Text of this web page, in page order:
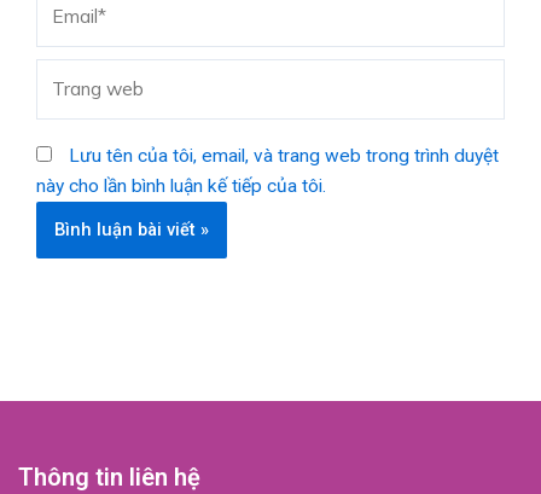
web
Lưu tên của tôi, email, và trang web trong trình duyệt
này cho lần bình luận kế tiếp của tôi.
Thông tin liên hệ